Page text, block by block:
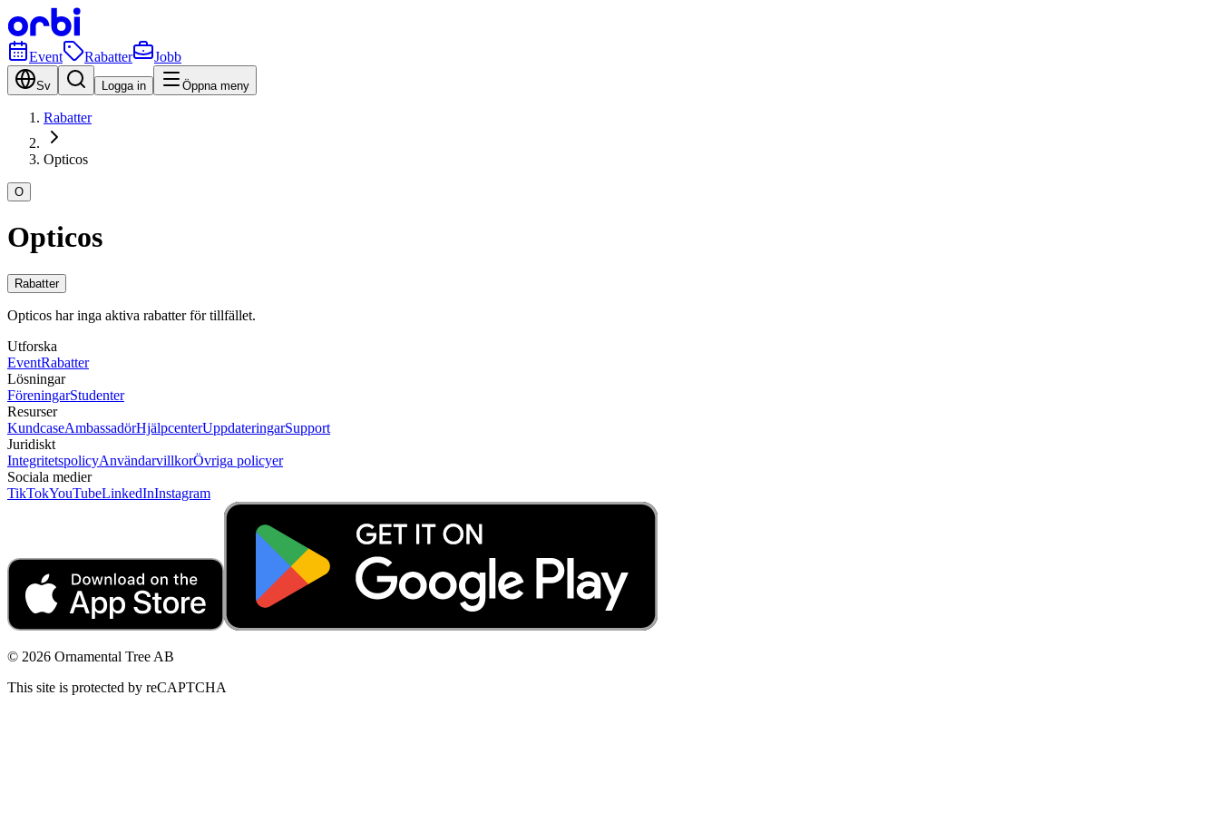
Event Rabatter Jobb
Sv Logga in Öppna meny
Rabatter
Opticos
O
Opticos
Rabatter
Opticos har inga aktiva rabatter för tillfället.
Utforska
EventRabatter
Lösningar
FöreningarStudenter
Resurser
KundcaseAmbassadörHjälpcenterUppdateringarSupport
Juridiskt
IntegritetspolicyAnvändarvillkorÖvriga policyer
Sociala medier
TikTokYouTubeLinkedInInstagram
© 2026 Ornamental Tree AB
This site is protected by reCAPTCHA